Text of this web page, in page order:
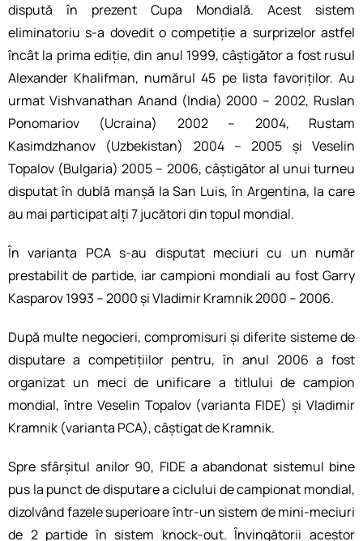
dispută în prezent Cupa Mondială. Acest sistem
eliminatoriu s-a dovedit o competiție a surprizelor astfel
încât la prima ediție, din anul 1999, câștigător a fost rusul
Alexander Khalifman, numărul 45 pe lista favoriților. Au
urmat Vishvanathan Anand (India) 2000 – 2002, Ruslan
Ponomariov (Ucraina) 2002 – 2004, Rustam
Kasimdzhanov (Uzbekistan) 2004 – 2005 și Veselin
Topalov (Bulgaria) 2005 – 2006, câștigător al unui turneu
disputat în dublă manșă la San Luis, în Argentina, la care
au mai participat alți 7 jucători din topul mondial.
În varianta PCA s-au disputat meciuri cu un număr
prestabilit de partide, iar campioni mondiali au fost Garry
Kasparov 1993 – 2000 și Vladimir Kramnik 2000 – 2006.
După multe negocieri, compromisuri și diferite sisteme de
disputare a competițiilor pentru, în anul 2006 a fost
organizat un meci de unificare a titlului de campion
mondial, între Veselin Topalov (varianta FIDE) și Vladimir
Kramnik (varianta PCA), câștigat de Kramnik.
Spre sfârșitul anilor 90, FIDE a abandonat sistemul bine
pus la punct de disputare a ciclului de campionat mondial,
dizolvând fazele superioare într-un sistem de mini-meciuri
de 2 partide în sistem knock-out. Învingătorii acestor